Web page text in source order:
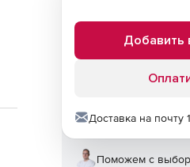
Добавить
Доставка на почту
Поможем с